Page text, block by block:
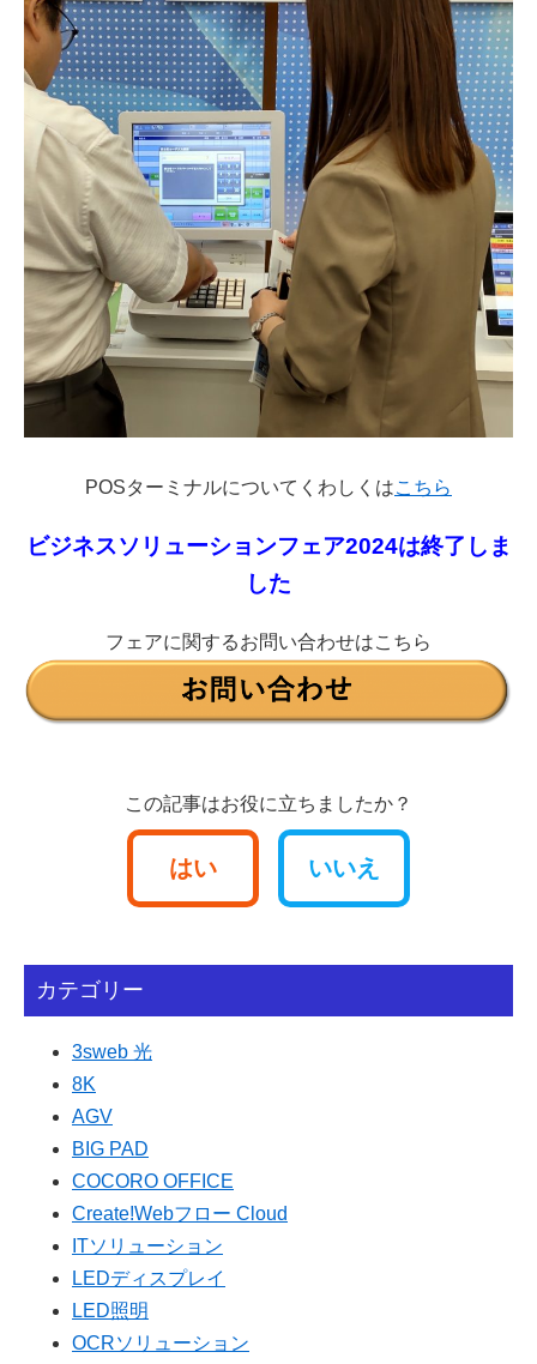
POSターミナルについてくわしくはこちら
ビジネスソリューションフェア2024は終了しま
した
フェアに関するお問い合わせはこちら
この記事はお役に立ちましたか？
はい いいえ
カテゴリー
3sweb 光
8K
AGV
BIG PAD
COCORO OFFICE
Create!Webフロー Cloud
ITソリューション
LEDディスプレイ
LED照明
OCRソリューション